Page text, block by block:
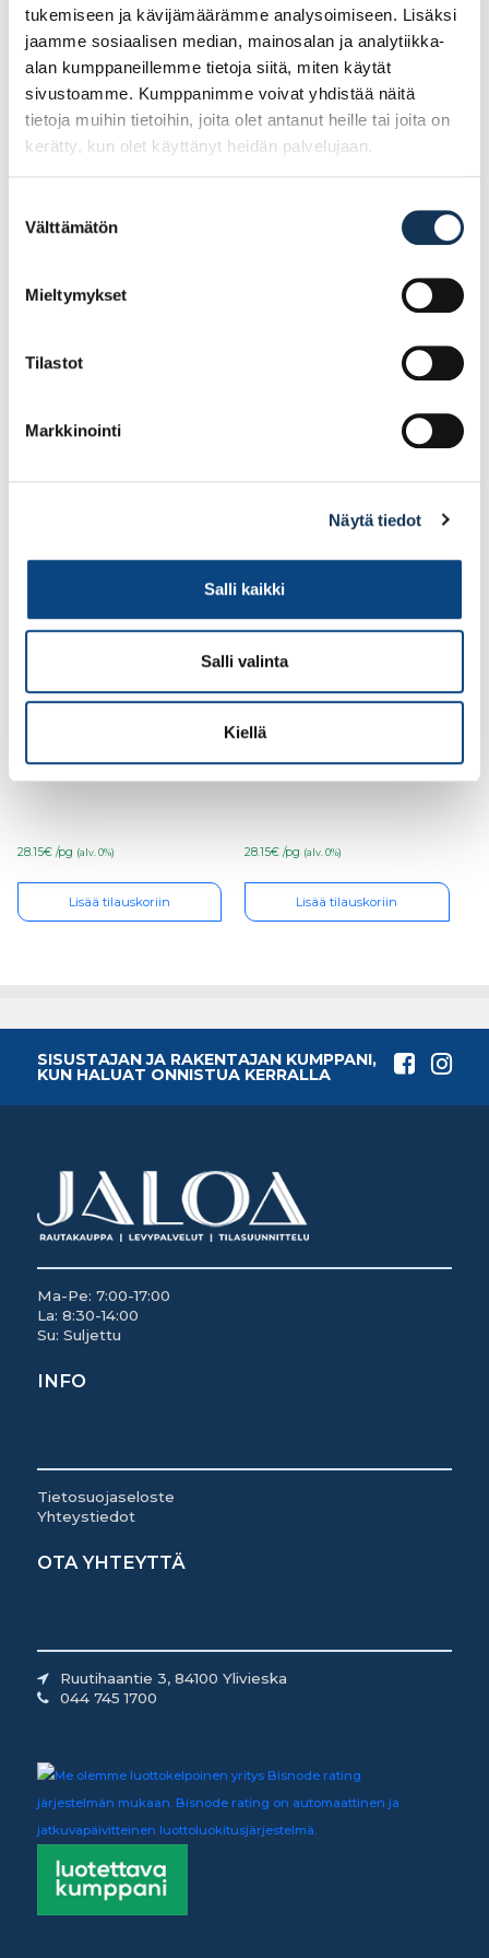
tukemiseen ja kävijämäärämme analysoimiseen. Lisäksi
jaamme sosiaalisen median, mainosalan ja analytiikka-
alan kumppaneillemme tietoja siitä, miten käytät
sivustoamme. Kumppanimme voivat yhdistää näitä
tietoja muihin tietoihin, joita olet antanut heille tai joita on
kerätty, kun olet käyttänyt heidän palvelujaan.
valinta
Välttämätön
Mieltymykset
Tilastot
Markkinointi
Näytä tiedot
Salli kaikki
Salli valinta
Kiellä
ESSVE Hobau levyruuvi
ESSVE Hobau levyruuvi
4,8×57, 400 kpl
28.15€ /pg (alv. 0%)
Lisää tilauskoriin
4,2×45, 700 kpl
28.15€ /pg (alv. 0%)
Lisää tilauskoriin
SISUSTAJAN JA RAKENTAJAN KUMPPANI,
KUN HALUAT ONNISTUA KERRALLA
Ma-Pe: 7:00-17:00
La: 8:30-14:00
Su: Suljettu
INFO
Tietosuojaseloste
Yhteystiedot
OTA YHTEYTTÄ
Ruutihaantie 3, 84100 Ylivieska
044 745 1700